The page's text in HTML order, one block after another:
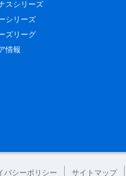
スシリーズ
シリーズ
ズリーグ
情報
バシーポリシー サイトマップ